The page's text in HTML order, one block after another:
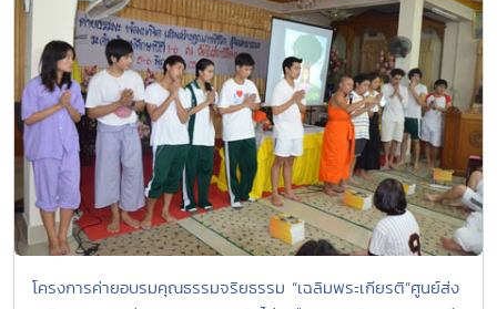
โครงการค่ายอบรมคุณธรรมจริยธรรม “เฉลิมพระเกียรติ”ศูนย์ส่ง